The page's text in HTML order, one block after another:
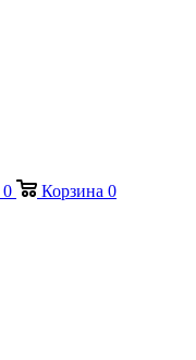
0 Корзина 0